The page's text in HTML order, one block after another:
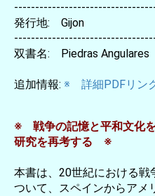
発行地: Gijon
双書名: Piedras Angulares
追加情報: ※ 詳細PDFリン
※ 戦争の記憶と平和文化
研究を再考する ※
本書は、20世紀における
ついて、スペインからアメ